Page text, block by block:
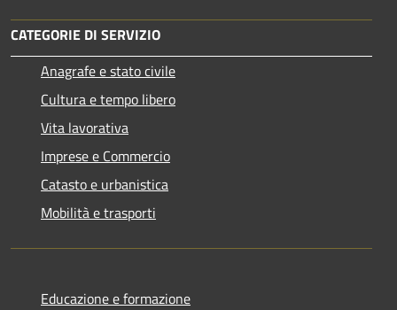
CATEGORIE DI SERVIZIO
Anagrafe e stato civile
Cultura e tempo libero
Vita lavorativa
Imprese e Commercio
Catasto e urbanistica
Mobilità e trasporti
Educazione e formazione